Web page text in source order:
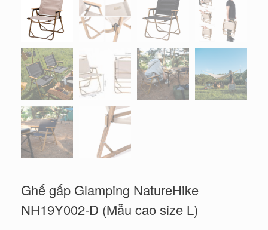
Ghế gấp Glamping NatureHike
NH19Y002-D (Mẫu cao size L)